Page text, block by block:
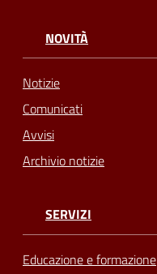
NOVITÀ
Notizie
Comunicati
Avvisi
Archivio notizie
SERVIZI
Educazione e formazione